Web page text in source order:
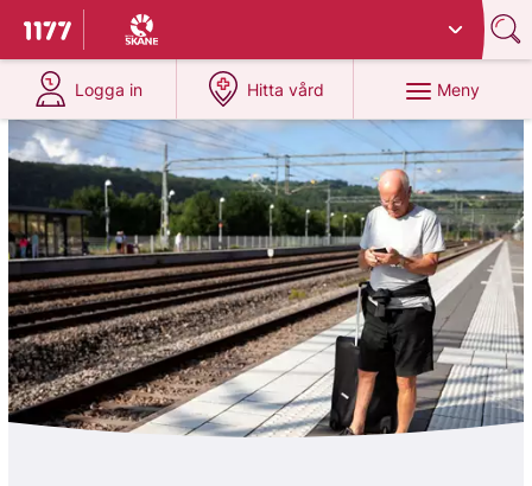
Till startsidan för 1177
Du har valt region
Logga in
på 1177.se
Hitta vård
på 1177.se
Meny
1177